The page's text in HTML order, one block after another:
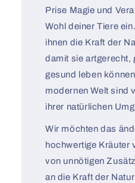
Prise Magie und
Wohl deiner Tiere
ihnen die Kraft der
damit sie artgerecht,
gesund leben
modernen Welt sind
ihrer natürlichen
Wir möchten das
hochwertige Kräuter
von unnötigen
an die Kraft der